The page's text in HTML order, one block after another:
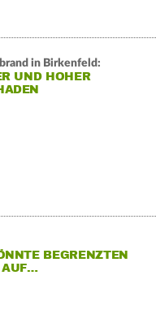
in Birkenfeld:
UND HOHER
BEGRENZTEN
AUF…